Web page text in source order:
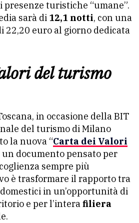
presenze turistiche “umane”.
sarà di 12,1 notti, con una
22,20 euro al giorno dedicata
del turismo
in occasione della BIT
del turismo di Milano
la nuova “Carta dei Valori
un documento pensato per
sempre più
è trasformare il rapporto tra
in un’opportunità di
e per l’interafiliera